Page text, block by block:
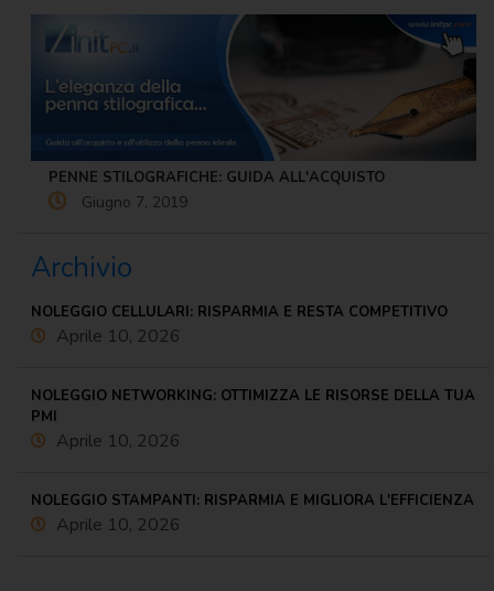
PENNE STILOGRAFICHE: GUIDA ALL'ACQUISTO
Giugno 7, 2019
Archivio
NOLEGGIO CELLULARI: RISPARMIA E RESTA COMPETITIVO
Aprile 10, 2026
NOLEGGIO NETWORKING: OTTIMIZZA LE RISORSE DELLA TUA
PMI
Aprile 10, 2026
NOLEGGIO STAMPANTI: RISPARMIA E MIGLIORA L'EFFICIENZA
Aprile 10, 2026